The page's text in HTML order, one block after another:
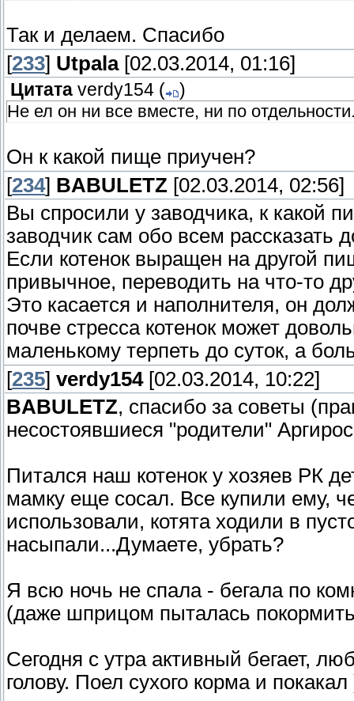
Так и делаем. Спасибо
[233] Utpala[02.03.2014, 01:16]
Цитата verdy154 (
)
Не ел он ни все вместе, ни по
Он к какой пище приучен?
[234] BABULETZ [02.03.2014, 02:56]
Вы спросили у заводчика, к какой
заводчик сам обо всем рассказать
Если котенок выращен на другой
привычное, переводить на что-то
Это касается и наполнителя, он
почве стресса котенок может
маленькому терпеть до суток, а
[235] verdy154[02.03.2014, 10:22]
BABULETZ, спасибо за советы
несостоявшиеся "родители"
Питался наш котенок у хозяев РК
мамку еще сосал. Все купили ему,
использовали, котята ходили в
насыпали...Думаете, убрать?
Я всю ночь не спала - бегала по
(даже шприцом пыталась
Сегодня с утра активный бегает,
голову. Поел сухого корма и